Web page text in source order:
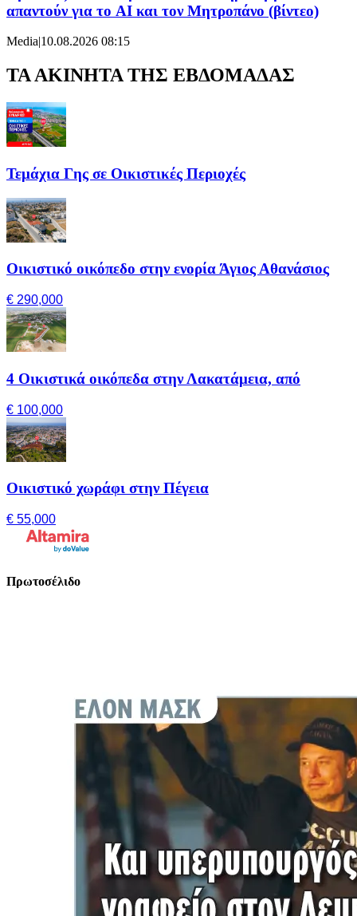
απαντούν για το AI και τον Μητροπάνο (βίντεο)
Media|10.08.2026 08:15
ΤΑ ΑΚΙΝΗΤΑ ΤΗΣ ΕΒΔΟΜΑΔΑΣ
Τεμάχια Γης σε Οικιστικές Περιοχές
Οικιστικό οικόπεδο στην ενορία Άγιος Αθανάσιος
€ 290,000
4 Οικιστικά οικόπεδα στην Λακατάμεια, από
€ 100,000
Οικιστικό χωράφι στην Πέγεια
€ 55,000
Πρωτοσέλιδο